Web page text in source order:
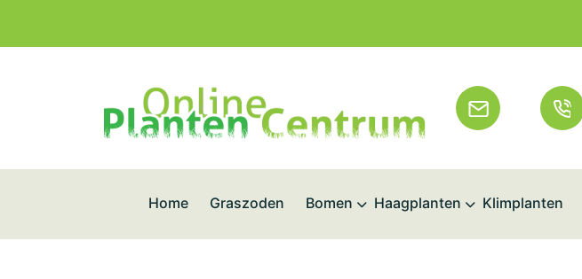
Home Graszoden Bomen Haagplanten Klimplanten